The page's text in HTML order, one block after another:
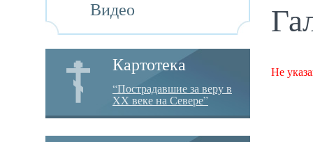
Видео
Картотека
“Пострадавшие за веру в
XX веке на Севере”
Не